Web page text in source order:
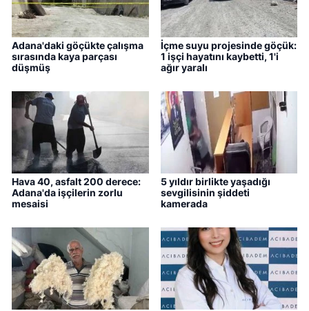
Adana'daki göçükte çalışma
sırasında kaya parçası
düşmüş
İçme suyu projesinde göçük:
1 işçi hayatını kaybetti, 1'i
ağır yaralı
Hava 40, asfalt 200 derece:
Adana'da işçilerin zorlu
mesaisi
5 yıldır birlikte yaşadığı
sevgilisinin şiddeti
kamerada